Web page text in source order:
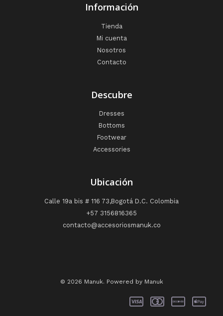
Información
Tienda
Mi cuenta
Nosotros
Contacto
Descubre
Dresses
Bottoms
Footwear
Accessories
Ubicación
Calle 19a bis # 116 73,Bogotá D.C. Colombia
+57 3156816365
contacto@accesoriosmanuk.co
© 2026 Manuk. Powered by Manuk